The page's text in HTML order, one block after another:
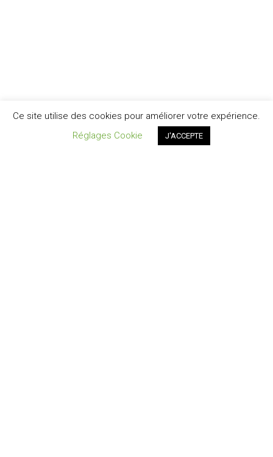
Ce site utilise des cookies pour améliorer votre expérience.
Réglages Cookie
J'ACCEPTE